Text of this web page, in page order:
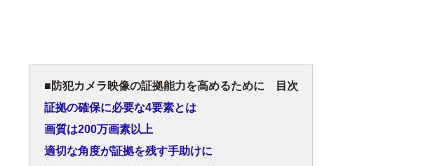
防犯カメラ映像の証拠能力を高めるために 目次
証拠の確保に必要な4要素とは
画質は200万画素以上
適切な角度が証拠を残す手助けに